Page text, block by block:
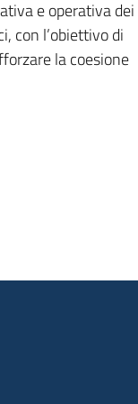
e operativa dei
con l’obiettivo di
la coesione